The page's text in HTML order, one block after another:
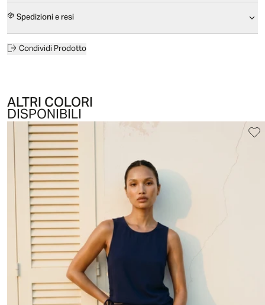
Spedizioni e resi
Condividi Prodotto
ALTRI COLORI
DISPONIBILI